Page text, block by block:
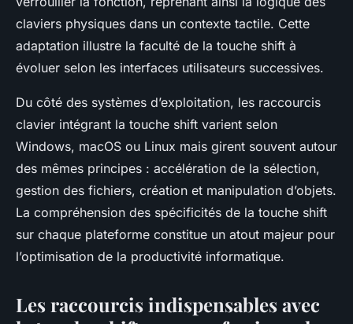
claviers physiques dans un contexte tactile. Cette
adaptation illustre la faculté de la touche shift à
évoluer selon les interfaces utilisateurs successives.
Du côté des systèmes d’exploitation, les raccourcis
clavier intégrant la touche shift varient selon
Windows, macOS ou Linux mais girent souvent autour
des mêmes principes : accélération de la sélection,
gestion des fichiers, création et manipulation d’objets.
La compréhension des spécificités de la touche shift
sur chaque plateforme constitue un atout majeur pour
l’optimisation de la productivité informatique.
Les raccourcis indispensables avec